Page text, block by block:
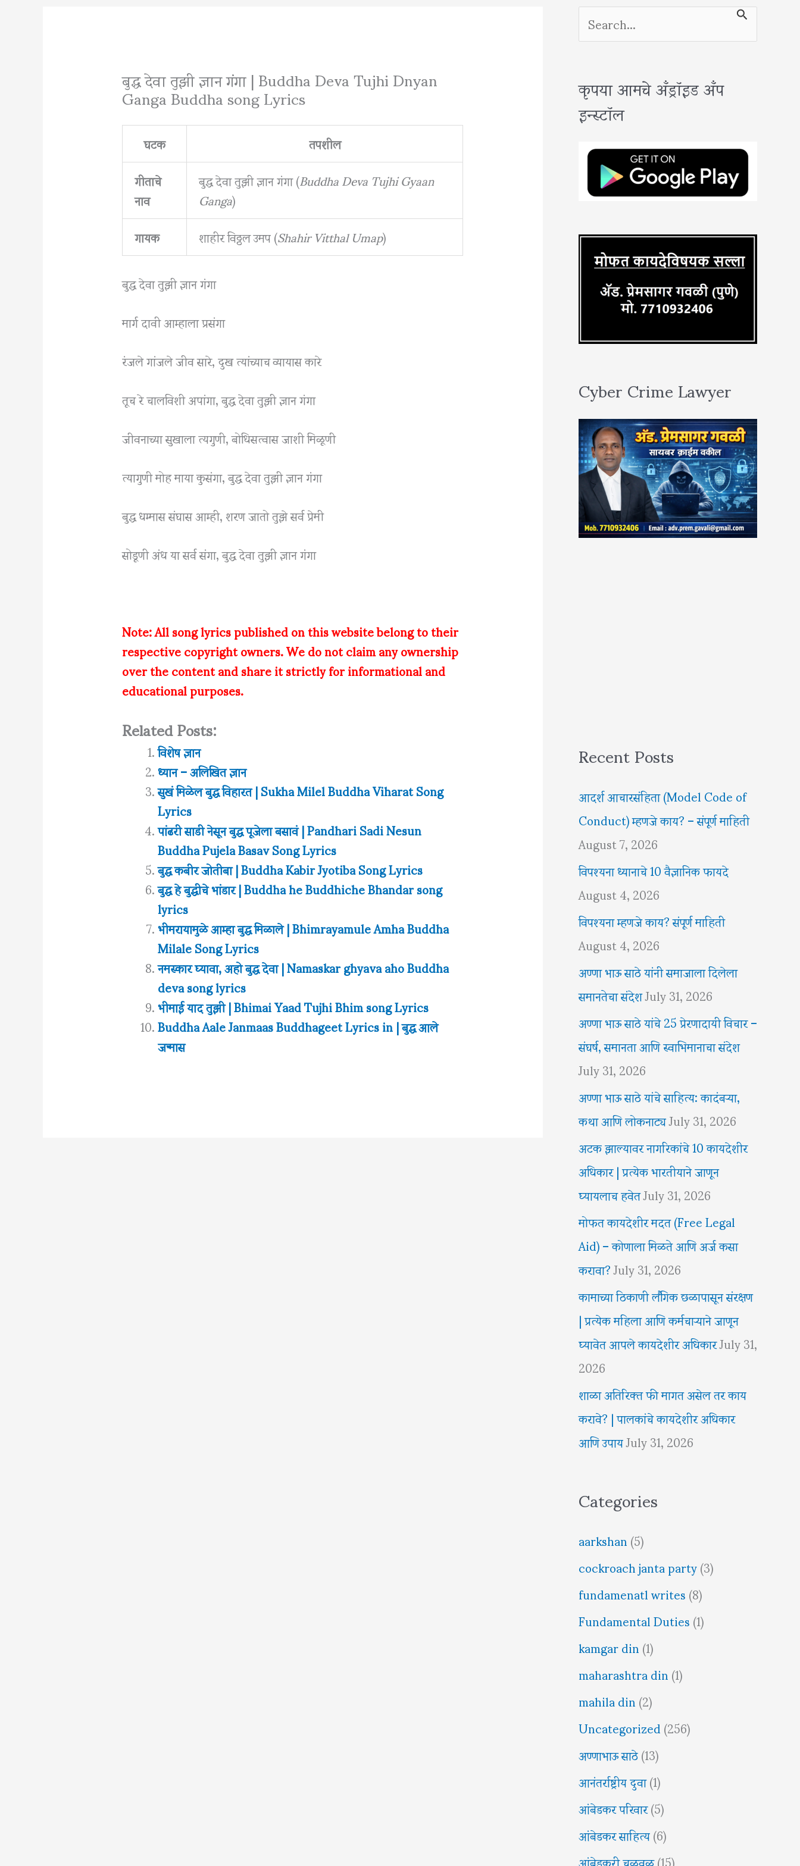
बुद्ध देवा तुझी ज्ञान गंगा | Buddha Deva Tujhi Dnyan
Ganga Buddha song Lyrics
घटक
तपशील
गीताचे
नाव
बुद्ध देवा तुझी ज्ञान गंगा (Buddha Deva Tujhi Gyaan
Ganga)
गायक
शाहीर विठ्ठल उमप (Shahir Vitthal Umap)
बुद्ध देवा तुझी ज्ञान गंगा
मार्ग दावी आम्हाला प्रसंगा
रंजले गांजले जीव सारे, दुख त्यांच्याच व्यायास कारे
तूच रे चालविशी अपांगा, बुद्ध देवा तुझी ज्ञान गंगा
जीवनाच्या सुखाला त्यगुणी, बोधिसत्वास जाशी मिळूणी
त्यागुणी मोह माया कुसंगा, बुद्ध देवा तुझी ज्ञान गंगा
बुद्ध धम्मास संघास आम्ही, शरण जातो तुझे सर्व प्रेमी
सोडूणी अंध या सर्व संगा, बुद्ध देवा तुझी ज्ञान गंगा
Note: All song lyrics published on this website belong to their
respective copyright owners. We do not claim any ownership
over the content and share it strictly for informational and
educational purposes.
Related Posts:
विशेष ज्ञान
ध्यान – अलिखित ज्ञान
सुखं मिळेल बुद्ध विहारत | Sukha Milel Buddha Viharat Song
Lyrics
पांढरी साडी नेसून बुद्ध पूजेला बसावं | Pandhari Sadi Nesun
Buddha Pujela Basav Song Lyrics
बुद्ध कबीर जोतीबा | Buddha Kabir Jyotiba Song Lyrics
बुद्ध हे बुद्धीचे भांडार | Buddha he Buddhiche Bhandar song
lyrics
भीमरायामुळे आम्हा बुद्ध मिळाले | Bhimrayamule Amha Buddha
Milale Song Lyrics
नमस्कार घ्यावा, अहो बुद्ध देवा | Namaskar ghyava aho Buddha
deva song lyrics
भीमाई याद तुझी | Bhimai Yaad Tujhi Bhim song Lyrics
Buddha Aale Janmaas Buddhageet Lyrics in | बुद्ध आले
जन्मास
S
e
r
c
:
कृपया आमचे अँड्रॉइड अँप
इन्स्टॉल
Cyber Crime Lawyer
Recent Posts
आदर्श आचारसंहिता (Model Code of
Conduct) म्हणजे काय? – संपूर्ण माहिती
August 7, 2026
विपश्यना ध्यानाचे 10 वैज्ञानिक फायदे
August 4, 2026
विपश्यना म्हणजे काय? संपूर्ण माहिती
August 4, 2026
अण्णा भाऊ साठे यांनी समाजाला दिलेला
समानतेचा संदेशJuly 31, 2026
अण्णा भाऊ साठे यांचे 25 प्रेरणादायी विचार –
संघर्ष, समानता आणि स्वाभिमानाचा संदेश
July 31, 2026
अण्णा भाऊ साठे यांचे साहित्य: कादंबऱ्या,
कथा आणि लोकनाट्यJuly 31, 2026
अटक झाल्यावर नागरिकांचे 10 कायदेशीर
अधिकार | प्रत्येक भारतीयाने जाणून
घ्यायलाच हवेतJuly 31, 2026
मोफत कायदेशीर मदत (Free Legal
Aid) – कोणाला मिळते आणि अर्ज कसा
करावा?July 31, 2026
कामाच्या ठिकाणी लैंगिक छळापासून संरक्षण
| प्रत्येक महिला आणि कर्मचाऱ्याने जाणून
घ्यावेत आपले कायदेशीर अधिकारJuly 31,
2026
शाळा अतिरिक्त फी मागत असेल तर काय
करावे? | पालकांचे कायदेशीर अधिकार
आणि उपायJuly 31, 2026
Categories
aarkshan(5)
cockroach janta party(3)
fundamenatl writes(8)
Fundamental Duties(1)
kamgar din(1)
maharashtra din(1)
mahila din(2)
Uncategorized(256)
अण्णाभाऊ साठे(13)
आनंतर्राष्ट्रीय दुवा(1)
आंबेडकर परिवार(5)
आंबेडकर साहित्य(6)